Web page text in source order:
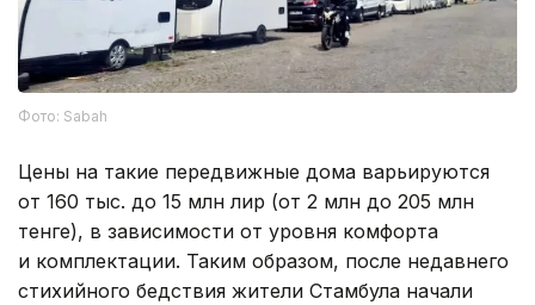
Фото: Sabah
Цены на такие передвижные дома варьируются
от 160 тыс. до 15 млн лир (от 2 млн до 205 млн
тенге), в зависимости от уровня комфорта
и комплектации. Таким образом, после недавнего
стихийного бедствия жители Стамбула начали